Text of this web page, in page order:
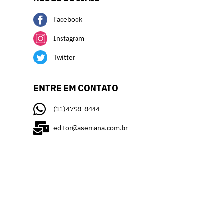
Facebook
Instagram
Twitter
ENTRE EM CONTATO
(11)4798-8444
editor@asemana.com.br